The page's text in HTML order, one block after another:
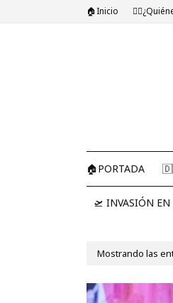
🏠Inicio
🏠PORTADA
🛫 INVASIÓN EN
Mostrando las